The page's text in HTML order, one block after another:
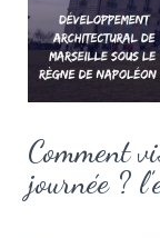
Comment
journée ?